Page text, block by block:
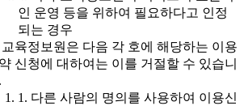
인 운영 등을 위하여 필요하다고 인정
되는 경우
육정보원은 다음 각 호에 해당하는 이용
신청에 대하여는 이를 거절할 수 있습니
1. 다른 사람의 명의를 사용하여 이용신